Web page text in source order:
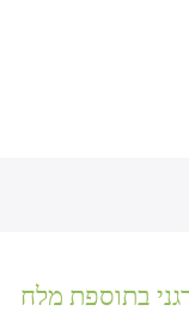
בתוספת מלח